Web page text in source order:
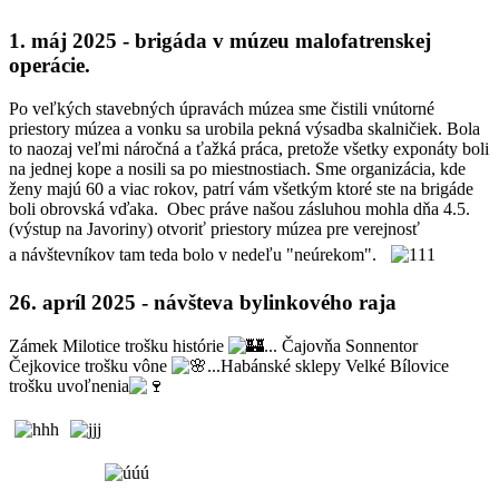
1. máj 2025 - brigáda v múzeu malofatrenskej
operácie.
Po veľkých stavebných úpravách múzea sme čistili vnútorné
priestory múzea a vonku sa urobila pekná výsadba skalničiek. Bola
to naozaj veľmi náročná a ťažká práca, pretože všetky exponáty boli
na jednej kope a nosili sa po miestnostiach. Sme organizácia, kde
ženy majú 60 a viac rokov, patrí vám všetkým ktoré ste na brigáde
boli obrovská vďaka. Obec práve našou zásluhou mohla dňa 4.5.
(výstup na Javoriny) otvoriť priestory múzea pre verejnosť
a návštevníkov tam teda bolo v nedeľu "neúrekom".
26. apríl 2025 - návšteva bylinkového raja
Zámek Milotice trošku histórie
... Čajovňa Sonnentor
Čejkovice trošku vône
...Habánské sklepy Velké Bílovice
trošku uvoľnenia